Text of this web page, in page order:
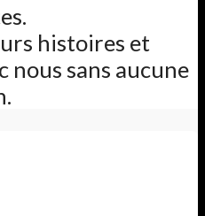
histoires et
nous sans aucune